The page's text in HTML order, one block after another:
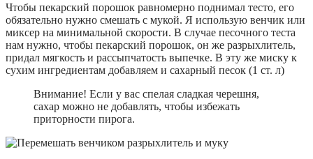
Чтобы пекарский порошок равномерно поднимал тесто, его
обязательно нужно смешать с мукой. Я использую венчик или
миксер на минимальной скорости. В случае песочного теста
нам нужно, чтобы пекарский порошок, он же разрыхлитель,
придал мягкость и рассыпчатость выпечке. В эту же миску к
сухим ингредиентам добавляем и сахарный песок (1 ст. л)
Внимание! Если у вас спелая сладкая черешня,
сахар можно не добавлять, чтобы избежать
приторности пирога.